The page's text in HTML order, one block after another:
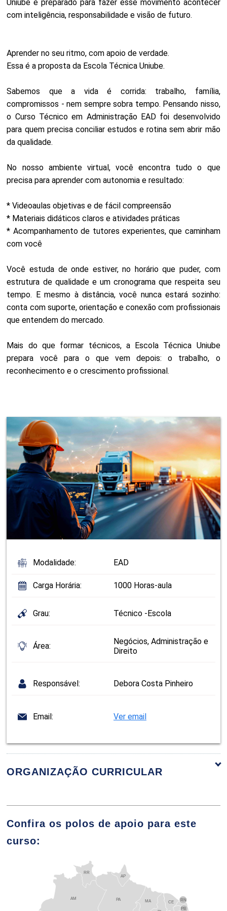
Modalidade: EAD
Carga Horária: 1000 Horas-aula
Grau: Técnico -Escola
Área:
Negócios, Administração e
Direito
Responsável: Debora Costa Pinheiro
Email: Ver email
Uniube é preparado para fazer esse movimento acontecer
com inteligência, responsabilidade e visão de futuro.
Aprender no seu ritmo, com apoio de verdade.
Essa é a proposta da Escola Técnica Uniube.
Sabemos que a vida é corrida: trabalho, família,
compromissos - nem sempre sobra tempo. Pensando nisso,
o Curso Técnico em Administração EAD foi desenvolvido
para quem precisa conciliar estudos e rotina sem abrir mão
da qualidade.
No nosso ambiente virtual, você encontra tudo o que
precisa para aprender com autonomia e resultado:
* Videoaulas objetivas e de fácil compreensão
* Materiais didáticos claros e atividades práticas
* Acompanhamento de tutores experientes, que caminham
com você
Você estuda de onde estiver, no horário que puder, com
estrutura de qualidade e um cronograma que respeita seu
tempo. E mesmo à distância, você nunca estará sozinho:
conta com suporte, orientação e conexão com profissionais
que entendem do mercado.
Mais do que formar técnicos, a Escola Técnica Uniube
prepara você para o que vem depois: o trabalho, o
reconhecimento e o crescimento profissional.
ORGANIZAÇÃO CURRICULAR
40
Confira os polos de apoio para este
curso:
RN
CE
MA
AP
PA
RR
AM
PB